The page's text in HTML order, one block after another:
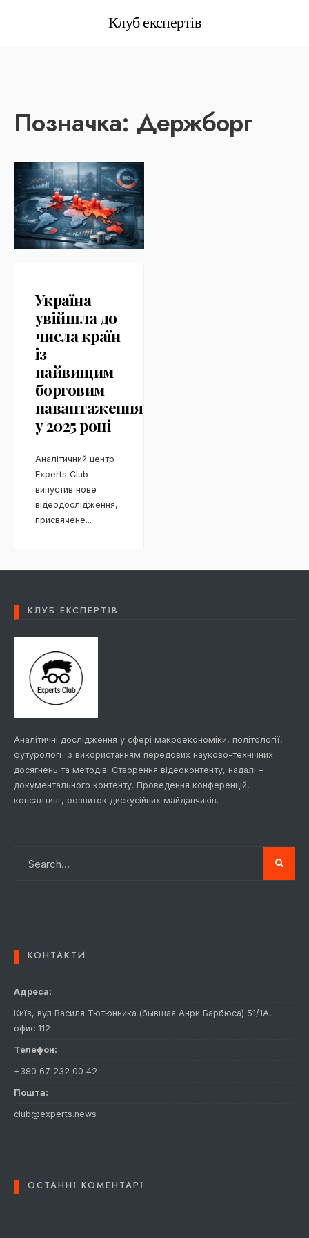
Клуб експертів
Позначка: Держборг
Україна
увійшла до
числа країн
із
найвищим
борговим
навантаженням
у 2025 році
Аналітичний центр
Experts Club
випустив нове
відеодослідження,
присвячене...
КЛУБ ЕКСПЕРТІВ
Аналітичні дослідження у сфері макроекономіки, політології,
футурології з використанням передових науково-технічних
досягнень та методів. Створення відеоконтенту, надалі –
документального контенту. Проведення конференцій,
консалтинг, розвиток дискусійних майданчиків.
КОНТАКТИ
Адреса:
Київ, вул Василя Тютюнника (бывшая Анри Барбюса) 51/1А,
офис 112
Телефон:
+380 67 232 00 42
Пошта:
club@experts.news
ОСТАННІ КОМЕНТАРІ